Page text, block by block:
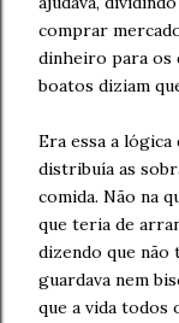
comprar
dinheiro para os
boatos diziam
Era essa a lógica
distribuía as
comida. Não na
que teria de
dizendo que não
guardava nem
que a vida todos